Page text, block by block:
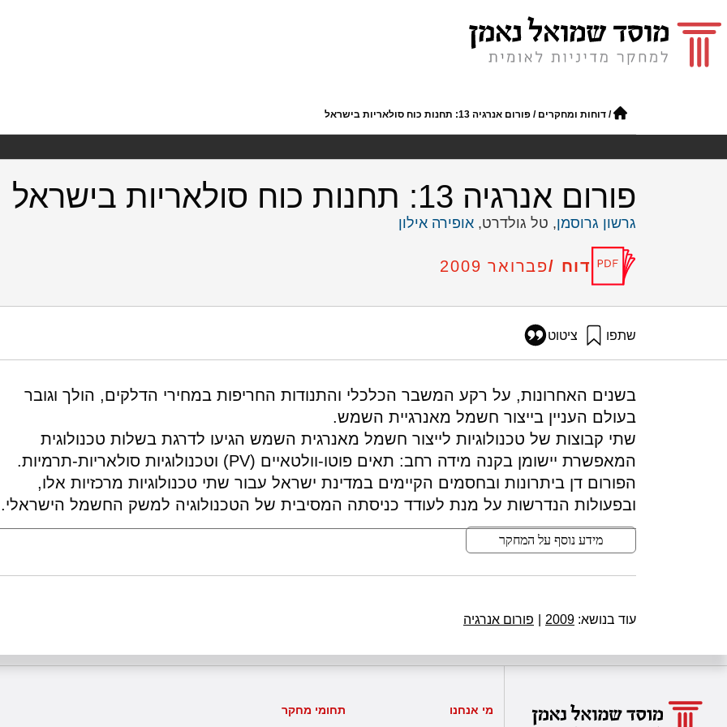
/ דוחות ומחקרים / פורום אנרגיה 13: תחנות כוח סולאריות בישראל
פורום אנרגיה 13: תחנות כוח סולאריות בישראל
גרשון גרוסמן, טל גולדרט, אופירה אילון
דוח /פברואר 2009
שתפו ציטוט
בשנים האחרונות, על רקע המשבר הכלכלי והתנודות החריפות במחירי הדלקים, הולך וגובר
בעולם העניין בייצור חשמל מאנרגיית השמש.
שתי קבוצות של טכנולוגיות לייצור חשמל מאנרגית השמש הגיעו לדרגת בשלות טכנולוגית
המאפשרת יישומן בקנה מידה רחב: תאים פוטו-וולטאיים (PV) וטכנולוגיות סולאריות-תרמיות.
הפורום דן ביתרונות ובחסמים הקיימים במדינת ישראל עבור שתי טכנולוגיות מרכזיות אלו,
ובפעולות הנדרשות על מנת לעודד כניסתה המסיבית של הטכנולוגיה למשק החשמל הישראלי.
מידע נוסף על המחקר
עוד בנושא: 2009 פורום אנרגיה
מי אנחנו תחומי מחקר